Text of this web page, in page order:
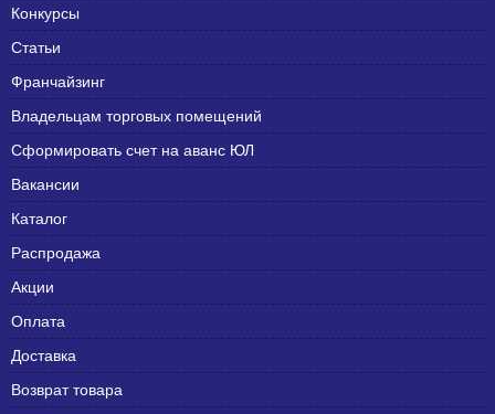
Конкурсы
Статьи
Франчайзинг
Владельцам торговых помещений
Сформировать счет на аванс ЮЛ
Вакансии
Каталог
Распродажа
Акции
Оплата
Доставка
Возврат товара